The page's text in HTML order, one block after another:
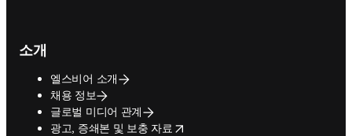
소개
엘스비어 소개
채용 정보
글로벌 미디어 관계
광고, 증쇄본 및 보충 자료
opens in new tab/window